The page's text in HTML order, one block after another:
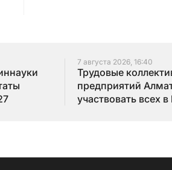
7 августа 2026, 16:40
Трудовые
предприятий
участвовать всех